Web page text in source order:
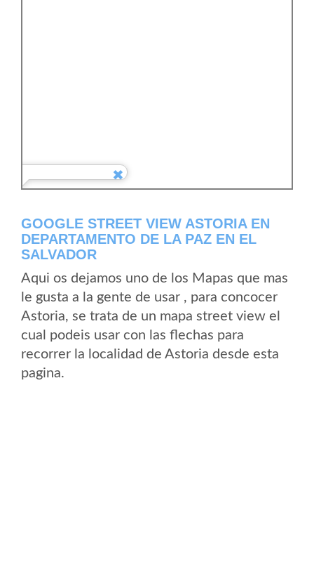
GOOGLE STREET VIEW ASTORIA EN
DEPARTAMENTO DE LA PAZ EN EL
SALVADOR
Aqui os dejamos uno de los Mapas que mas
le gusta a la gente de usar , para concocer
Astoria, se trata de un mapa street view el
cual podeis usar con las flechas para
recorrer la localidad de Astoria desde esta
pagina.